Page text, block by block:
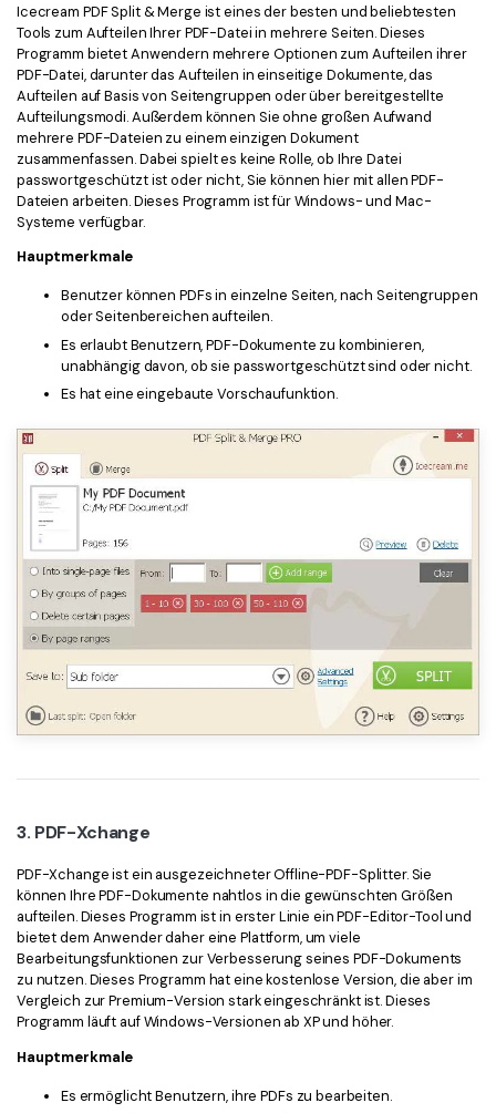
Icecream PDF Split & Merge ist eines der besten und beliebtesten
Tools zum Aufteilen Ihrer PDF-Datei in mehrere Seiten. Dieses
Programm bietet Anwendern mehrere Optionen zum Aufteilen ihrer
PDF-Datei, darunter das Aufteilen in einseitige Dokumente, das
Aufteilen auf Basis von Seitengruppen oder über bereitgestellte
Aufteilungsmodi. Außerdem können Sie ohne großen Aufwand
mehrere PDF-Dateien zu einem einzigen Dokument
zusammenfassen. Dabei spielt es keine Rolle, ob Ihre Datei
passwortgeschützt ist oder nicht, Sie können hier mit allen PDF-
Dateien arbeiten. Dieses Programm ist für Windows- und Mac-
Systeme verfügbar.
Hauptmerkmale
Benutzer können PDFs in einzelne Seiten, nach Seitengruppen
oder Seitenbereichen aufteilen.
Es erlaubt Benutzern, PDF-Dokumente zu kombinieren,
unabhängig davon, ob sie passwortgeschützt sind oder nicht.
Es hat eine eingebaute Vorschaufunktion.
3. PDF-Xchange
PDF-Xchange ist ein ausgezeichneter Offline-PDF-Splitter. Sie
können Ihre PDF-Dokumente nahtlos in die gewünschten Größen
aufteilen. Dieses Programm ist in erster Linie ein PDF-Editor-Tool und
bietet dem Anwender daher eine Plattform, um viele
Bearbeitungsfunktionen zur Verbesserung seines PDF-Dokuments
zu nutzen. Dieses Programm hat eine kostenlose Version, die aber im
Vergleich zur Premium-Version stark eingeschränkt ist. Dieses
Programm läuft auf Windows-Versionen ab XP und höher.
Hauptmerkmale
Es ermöglicht Benutzern, ihre PDFs zu bearbeiten.